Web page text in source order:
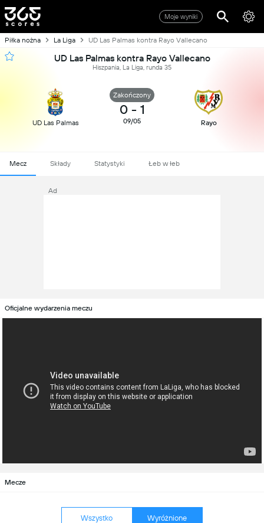
Moje wyniki
Piłka nożna La Liga UD Las Palmas kontra Rayo Vallecano
UD Las Palmas kontra Rayo Vallecano
Hiszpania, La Liga, runda 35
UD Las Palmas
Zakończony
0 - 1
09/05 Rayo
Mecz Składy Statystyki Łeb w łeb
Ad
Oficjalne wydarzenia meczu
Mecze
Wszystko Wyróżnione